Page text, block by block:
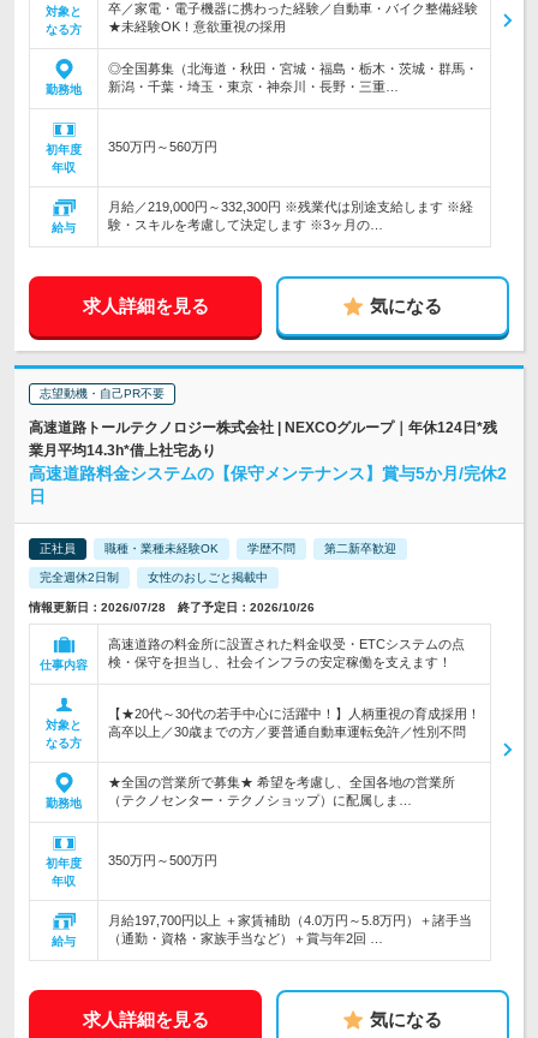
対象と
なる方
卒／家電・電子機器に携わった経験／自動車・バイク整備経験
★未経験OK！意欲重視の採用
勤務地
◎全国募集（北海道・秋田・宮城・福島・栃木・茨城・群馬・
新潟・千葉・埼玉・東京・神奈川・長野・三重…
初年度
年収
350万円～560万円
給与
月給／219,000円～332,300円 ※残業代は別途支給します ※経
験・スキルを考慮して決定します ※3ヶ月の…
求人詳細を見る 気になる
志望動機・自己PR不要
高速道路トールテクノロジー株式会社 | NEXCOグループ｜年休124日*残
業月平均14.3h*借上社宅あり
高速道路料金システムの【保守メンテナンス】賞与5か月/完休2
日
正社員 職種・業種未経験OK 学歴不問 第二新卒歓迎
完全週休2日制 女性のおしごと掲載中
情報更新日：2026/07/28 終了予定日：2026/10/26
仕事内容
高速道路の料金所に設置された料金収受・ETCシステムの点
検・保守を担当し、社会インフラの安定稼働を支えます！
対象と
なる方
【★20代～30代の若手中心に活躍中！】人柄重視の育成採用！
高卒以上／30歳までの方／要普通自動車運転免許／性別不問
勤務地
★全国の営業所で募集★ 希望を考慮し、全国各地の営業所
（テクノセンター・テクノショップ）に配属しま…
初年度
年収
350万円～500万円
給与
月給197,700円以上 ＋家賃補助（4.0万円～5.8万円）＋諸手当
（通勤・資格・家族手当など）＋賞与年2回 …
求人詳細を見る 気になる